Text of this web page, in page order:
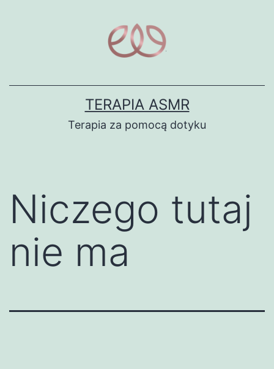
TERAPIA ASMR
Terapia za pomocą dotyku
Niczego tutaj
nie ma